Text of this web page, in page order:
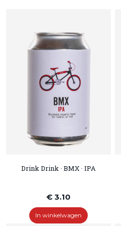
Drink Drink · BMX · IPA
€ 3.10
In winkelwagen